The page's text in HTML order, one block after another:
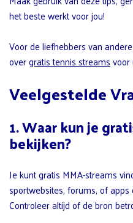
het beste werkt voor jou!
Voor de liefhebbers van
overgratis tennis streams
Veelgestelde
1. Waar kun je
bekijken?
Je kunt gratis MMA-streams
sportwebsites, forums, of
Controleer altijd of de bron